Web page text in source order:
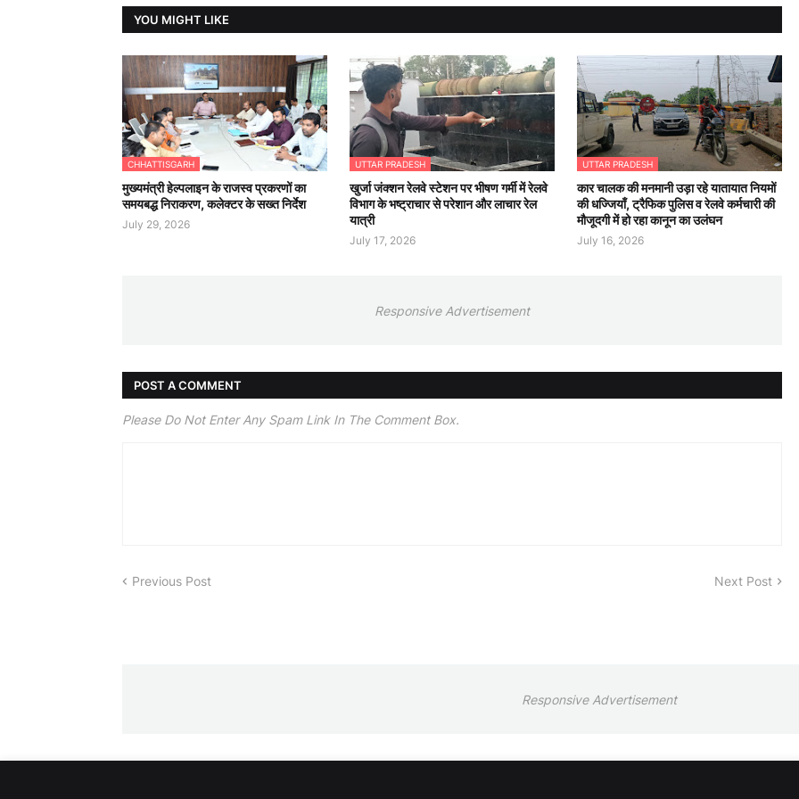
YOU MIGHT LIKE
CHHATTISGARH
मुख्यमंत्री हेल्पलाइन के राजस्व प्रकरणों का
समयबद्ध निराकरण, कलेक्टर के सख्त निर्देश
July 29, 2026
UTTAR PRADESH
खुर्जा जंक्शन रेलवे स्टेशन पर भीषण गर्मी में रेलवे
विभाग के भष्ट्राचार से परेशान और लाचार रेल
यात्री
July 17, 2026
UTTAR PRADESH
कार चालक की मनमानी उड़ा रहे यातायात नियमों
की धज्जियाँ, ट्रैफिक पुलिस व रेलवे कर्मचारी की
मौजूदगी में हो रहा कानून का उलंघन
July 16, 2026
Responsive Advertisement
POST A COMMENT
Please Do Not Enter Any Spam Link In The Comment Box.
Previous Post Next Post
Responsive Advertisement